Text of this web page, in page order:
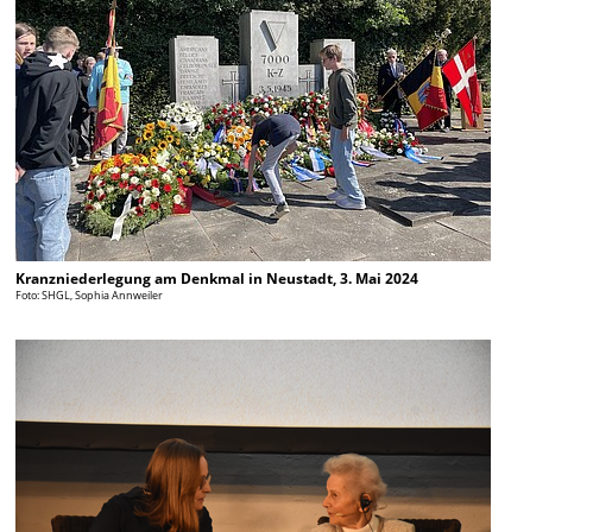
Kranzniederlegung am Denkmal in Neustadt, 3. Mai 2024
Foto: SHGL, Sophia Annweiler